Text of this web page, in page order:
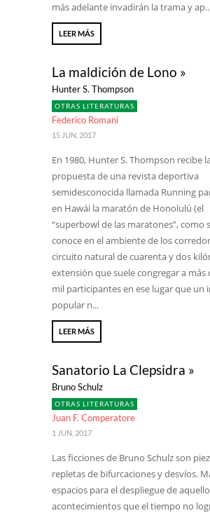
más adelante invadirán la trama y
LEER MÁS
La maldición de Lono »
Hunter S. Thompson
OTRAS LITERATURAS
Federico Romani
15 JUN, 2017
En 1980, Hunter S. Thompson recibe
propuesta de una revista deportiva
semidesconocida llamada Running
en Hawái la maratón de Honolulú (el
“superbowl de las maratones”, como
conoce en el ambiente de los
circuito natural de cuarenta y dos
extensión que suele congregar a más
mil participantes en ese lugar que un
popular n...
LEER MÁS
Sanatorio La Clepsidra »
Bruno Schulz
OTRAS LITERATURAS
Juan F. Comperatore
1 JUN, 2017
Las ficciones de Bruno Schulz son
repletas de bifurcaciones y desvíos.
espacios para el despliegue de
acontecimientos que el tiempo no